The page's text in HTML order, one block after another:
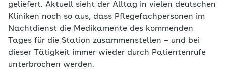
geliefert. Aktuell sieht der Alltag in vielen deutschen
Kliniken noch so aus, dass Pflegefachpersonen im
Nachtdienst die Medikamente des kommenden
Tages für die Station zusammenstellen – und bei
dieser Tätigkeit immer wieder durch Patientenrufe
unterbrochen werden.